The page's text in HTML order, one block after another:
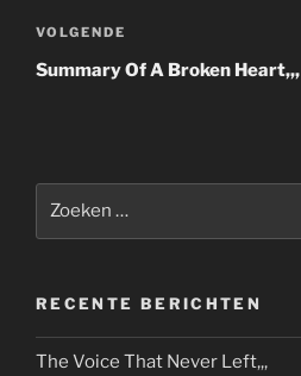
Volgend
bericht
VOLGENDE
Summary Of A Broken Heart,,,
RECENTE BERICHTEN
The Voice That Never Left,,,